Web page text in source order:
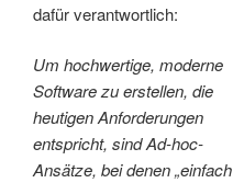
dafür verantwortlich:
Um hochwertige, moderne
Software zu erstellen, die
heutigen Anforderungen
entspricht, sind Ad-hoc-
Ansätze, bei denen „einfach